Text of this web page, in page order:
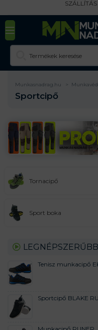
Munkasnadrag.hu
Sportcipő
Tornacipő
Sport boka
Tenisz munkacipő
Sportcipő BLAKE